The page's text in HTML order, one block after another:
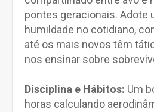
pontes geracionais. Adote
humildade no cotidiano,
até os mais novos têm
nos ensinar sobre
Disciplina e Hábitos: Um
horas calculando